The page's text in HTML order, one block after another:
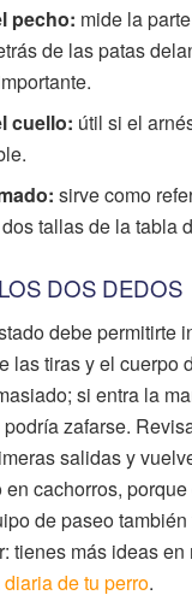
pecho: mide la
de las patas
cuello: útil si el
sirve como
tallas de la tabla
DOS DEDOS
debe permitirte
las tiras y el cuerpo
si entra la
zafarse.
salidas y
cachorros,
de paseo
tienes más ideas
de tu perro.